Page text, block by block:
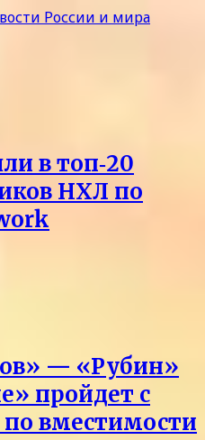
в топ‑20
НХЛ по
— «Рубин»
пройдет с
вместимости